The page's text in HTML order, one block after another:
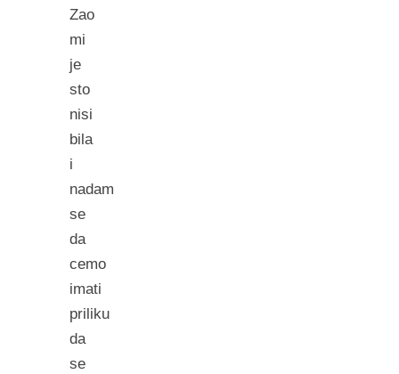
Zao
mi
je
sto
nisi
bila
i
nadam
se
da
cemo
imati
priliku
da
se